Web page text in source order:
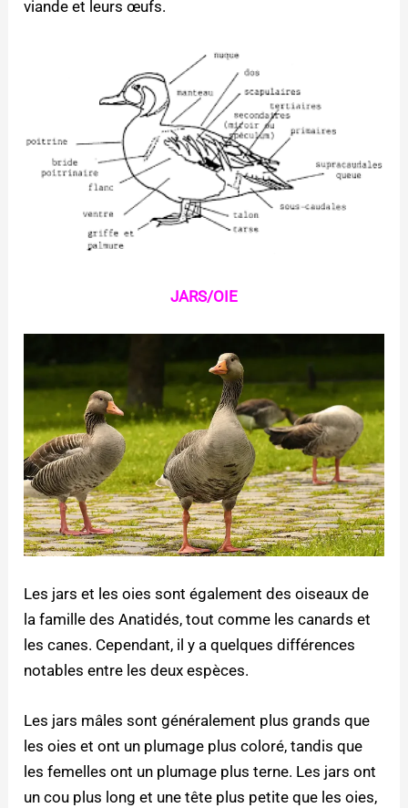
viande et leurs œufs.
JARS/OIE
Les jars et les oies sont également des oiseaux de
la famille des Anatidés, tout comme les canards et
les canes. Cependant, il y a quelques différences
notables entre les deux espèces.
Les jars mâles sont généralement plus grands que
les oies et ont un plumage plus coloré, tandis que
les femelles ont un plumage plus terne. Les jars ont
un cou plus long et une tête plus petite que les oies,